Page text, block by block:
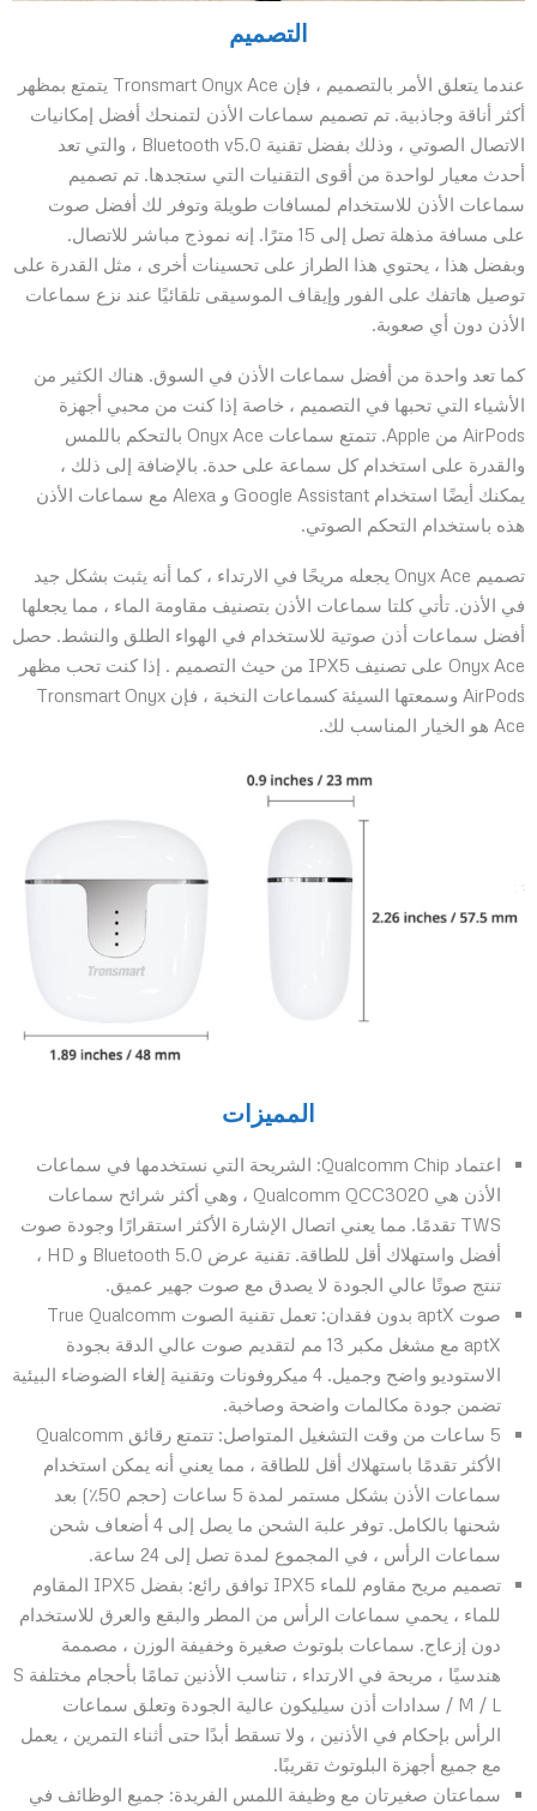
التصميم
عندما يتعلق الأمر بالتصميم ، فإن Tronsmart Onyx Ace يتمتع بمظهر
أكثر أناقة وجاذبية. تم تصميم سماعات الأذن لتمنحك أفضل إمكانيات
الاتصال الصوتي ، وذلك بفضل تقنية Bluetooth v5.0 ، والتي تعد
أحدث معيار لواحدة من أقوى التقنيات التي ستجدها. تم تصميم
سماعات الأذن للاستخدام لمسافات طويلة وتوفر لك أفضل صوت
على مسافة مذهلة تصل إلى 15 مترًا. إنه نموذج مباشر للاتصال.
وبفضل هذا ، يحتوي هذا الطراز على تحسينات أخرى ، مثل القدرة على
توصيل هاتفك على الفور وإيقاف الموسيقى تلقائيًا عند نزع سماعات
الأذن دون أي صعوبة.
كما تعد واحدة من أفضل سماعات الأذن في السوق. هناك الكثير من
الأشياء التي تحبها في التصميم ، خاصة إذا كنت من محبي أجهزة
AirPods من Apple. تتمتع سماعات Onyx Ace بالتحكم باللمس
والقدرة على استخدام كل سماعة على حدة. بالإضافة إلى ذلك ،
يمكنك أيضًا استخدام Google Assistant و Alexa مع سماعات الأذن
هذه باستخدام التحكم الصوتي.
تصميم Onyx Ace يجعله مريحًا في الارتداء ، كما أنه يثبت بشكل جيد
في الأذن. تأتي كلتا سماعات الأذن بتصنيف مقاومة الماء ، مما يجعلها
أفضل سماعات أذن صوتية للاستخدام في الهواء الطلق والنشط. حصل
Onyx Ace على تصنيف IPX5 من حيث التصميم . إذا كنت تحب مظهر
AirPods وسمعتها السيئة كسماعات النخبة ، فإن Tronsmart Onyx
Ace هو الخيار المناسب لك.
المميزات
اعتماد Qualcomm Chip: الشريحة التي نستخدمها في سماعات
الأذن هي Qualcomm QCC3020 ، وهي أكثر شرائح سماعات
TWS تقدمًا. مما يعني اتصال الإشارة الأكثر استقرارًا وجودة صوت
أفضل واستهلاك أقل للطاقة. تقنية عرض Bluetooth 5.0 و HD ،
تنتج صوتًا عالي الجودة لا يصدق مع صوت جهير عميق.
صوت aptX بدون فقدان: تعمل تقنية الصوت True Qualcomm
aptX مع مشغل مكبر 13 مم لتقديم صوت عالي الدقة بجودة
الاستوديو واضح وجميل. 4 ميكروفونات وتقنية إلغاء الضوضاء البيئية
تضمن جودة مكالمات واضحة وصاخبة.
5 ساعات من وقت التشغيل المتواصل: تتمتع رقائق Qualcomm
الأكثر تقدمًا باستهلاك أقل للطاقة ، مما يعني أنه يمكن استخدام
سماعات الأذن بشكل مستمر لمدة 5 ساعات (حجم 50٪) بعد
شحنها بالكامل. توفر علبة الشحن ما يصل إلى 4 أضعاف شحن
سماعات الرأس ، في المجموع لمدة تصل إلى 24 ساعة.
تصميم مريح مقاوم للماء IPX5 توافق رائع: بفضل IPX5 المقاوم
للماء ، يحمي سماعات الرأس من المطر والبقع والعرق للاستخدام
دون إزعاج. سماعات بلوتوث صغيرة وخفيفة الوزن ، مصممة
هندسيًا ، مريحة في الارتداء ، تناسب الأذنين تمامًا بأحجام مختلفة S
/ M / L سدادات أذن سيليكون عالية الجودة وتعلق سماعات
الرأس بإحكام في الأذنين ، ولا تسقط أبدًا حتى أثناء التمرين ، يعمل
مع جميع أجهزة البلوتوث تقريبًا.
سماعتان صغيرتان مع وظيفة اللمس الفريدة: جميع الوظائف في